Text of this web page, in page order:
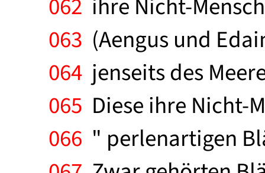
062 ihre Nicht-
063 (Aengus und
064 jenseits des
065 Diese ihre Nicht-
066 " perlenartigen